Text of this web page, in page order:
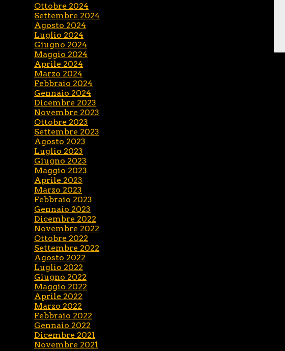
Ottobre 2024
Settembre 2024
Agosto 2024
Luglio 2024
Giugno 2024
Maggio 2024
Aprile 2024
Marzo 2024
Febbraio 2024
Gennaio 2024
Dicembre 2023
Novembre 2023
Ottobre 2023
Settembre 2023
Agosto 2023
Luglio 2023
Giugno 2023
Maggio 2023
Aprile 2023
Marzo 2023
Febbraio 2023
Gennaio 2023
Dicembre 2022
Novembre 2022
Ottobre 2022
Settembre 2022
Agosto 2022
Luglio 2022
Giugno 2022
Maggio 2022
Aprile 2022
Marzo 2022
Febbraio 2022
Gennaio 2022
Dicembre 2021
Novembre 2021